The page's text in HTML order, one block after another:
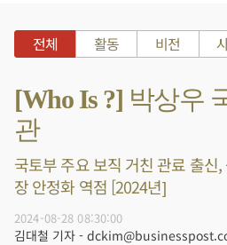
전체 활동 비전
[Who Is ?] 박상우
관
국토부 주요 보직 거친 관료 출신
장 안정화 역점 [2024년]
2024-08-28 08:30:00
김대철 기자 -